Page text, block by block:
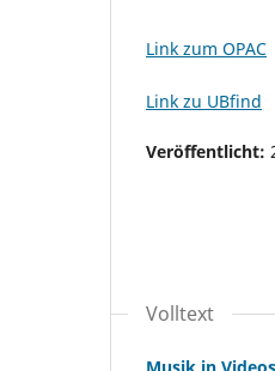
Link zum OPAC
Link zu UBfind
Veröffentlicht:
Volltext